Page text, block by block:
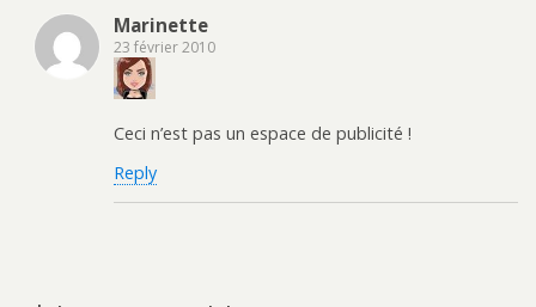
Marinette
23 février 2010
Ceci n’est pas un espace de publicité !
Reply